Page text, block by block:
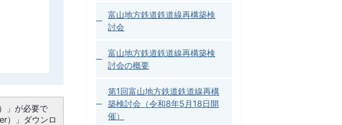
」が必要で
）」ダウンロ
富山地方鉄道鉄道線再構築検
討会
富山地方鉄道鉄道線再構築検
討会の概要
第1回富山地方鉄道鉄道線再構
築検討会（令和8年5月18日開
催）